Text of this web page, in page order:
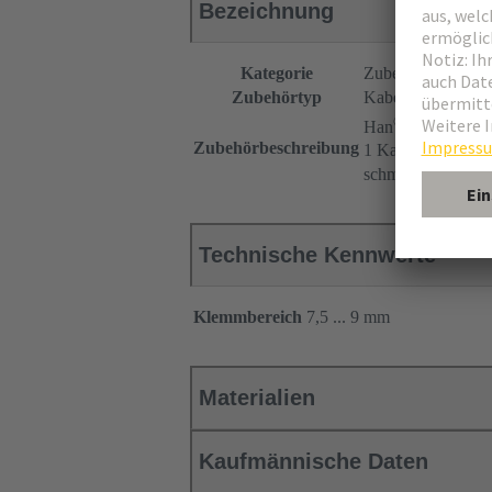
Bezeichnung
Kategorie
Zubehör
Zubehörtyp
Kabeldichtung
Zubehörbeschreibung
Han®
Split Hood
1 Kabeleingang
schmale
Technische Kennwerte
Klemmbereich 7,5 ... 9 mm
Materialien
Kaufmännische Daten